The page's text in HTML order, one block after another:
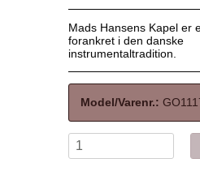
Mads Hansens Kapel er
forankret i den danske
instrumentaltradition.
Model/Varenr.: